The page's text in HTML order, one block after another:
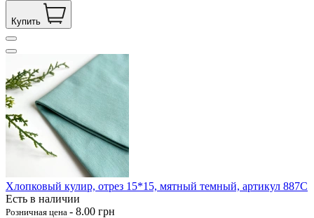
Купить
Хлопковый кулир, отрез 15*15, мятный темный, артикул 887С
Есть в наличии
Розничная цена - 8.00 грн